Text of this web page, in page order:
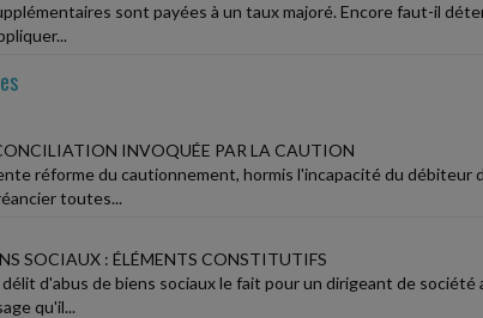
sont payées à un taux majoré. Encore faut-il
INVOQUÉE PAR LA CAUTION
réforme du cautionnement, hormis l'incapacité du débiteur
toutes...
SOCIAUX : ÉLÉMENTS CONSTITUTIFS
d'abus de biens sociaux le fait pour un dirigeant de société
qu'il...